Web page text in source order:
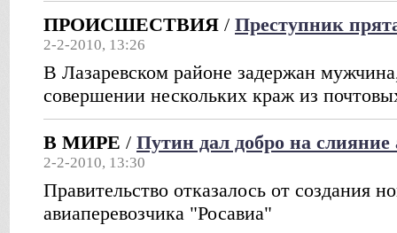
ПРОИСШЕСТВИЯ / Преступник
2-2-2010, 13:26
В Лазаревском районе задержан
совершении нескольких краж из
В МИРЕ / Путин дал добро на
2-2-2010, 13:30
Правительство отказалось от создания
авиаперевозчика "Росавиа"